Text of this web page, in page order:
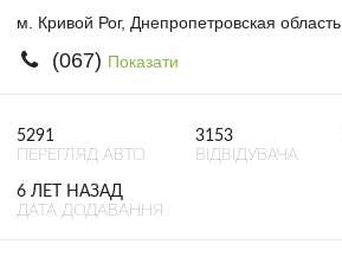
м. Кривой Рог, Днепропетровская область
(067) Показати
5291
ПЕРЕГЛЯД АВТО
3153
ВІДВІДУВАЧА
6 ЛЕТ НАЗАД
ДАТА ДОДАВАННЯ